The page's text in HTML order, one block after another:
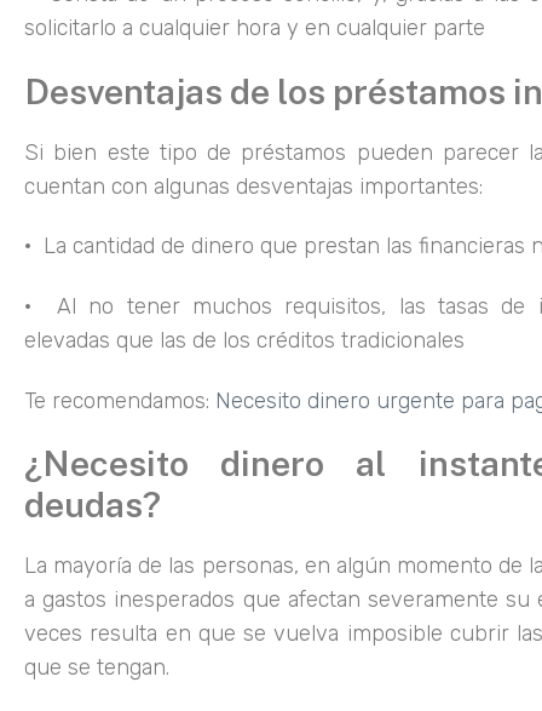
solicitarlo a cualquier hora y en cualquier parte
Desventajas de los préstamos
Si bien este tipo de préstamos pueden parecer
cuentan con algunas desventajas importantes:
· La cantidad de dinero que prestan las financieras
· Al no tener muchos requisitos, las tasas de
elevadas que las de los créditos tradicionales
Te recomendamos: Necesito dinero urgente para
¿Necesito dinero al
deudas?
La mayoría de las personas, en algún momento de
a gastos inesperados que afectan severamente
veces resulta en que se vuelva imposible cubrir
que se tengan.